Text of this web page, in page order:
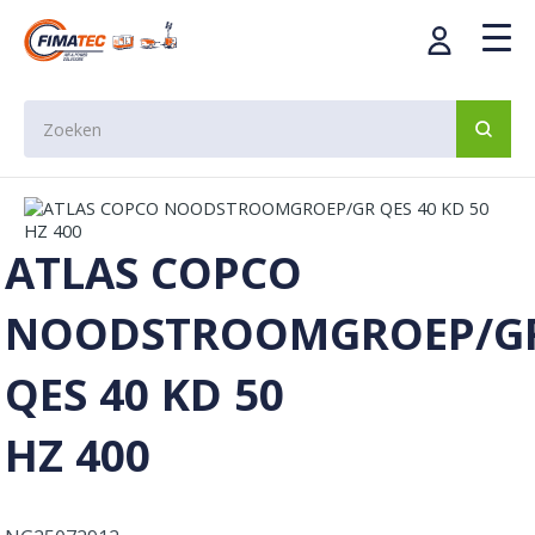
ATLAS COPCO
NOODSTROOMGROEP/
QES 40 KD 50
HZ 400